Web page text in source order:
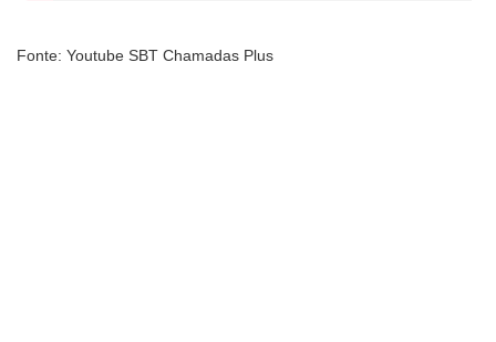
Fonte: Youtube SBT Chamadas Plus